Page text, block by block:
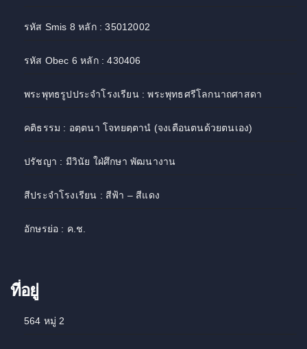
รหัส Smis 8 หลัก : 35012002
รหัส Obec 6 หลัก : 430406
พระพุทธรูปประจำโรงเรียน : พระพุทธศรีโลกนาถศาสดา
คติธรรม : อตฺตนา โจทยตฺตานํ (จงเตือนตนด้วยตนเอง)
ปรัชญา : มีวินัย ใฝ่ศึกษา พัฒนางาน
สีประจำโรงเรียน : สีฟ้า – สีแดง
อักษรย่อ : ค.ช.
ที่อยู่
564 หมู่ 2